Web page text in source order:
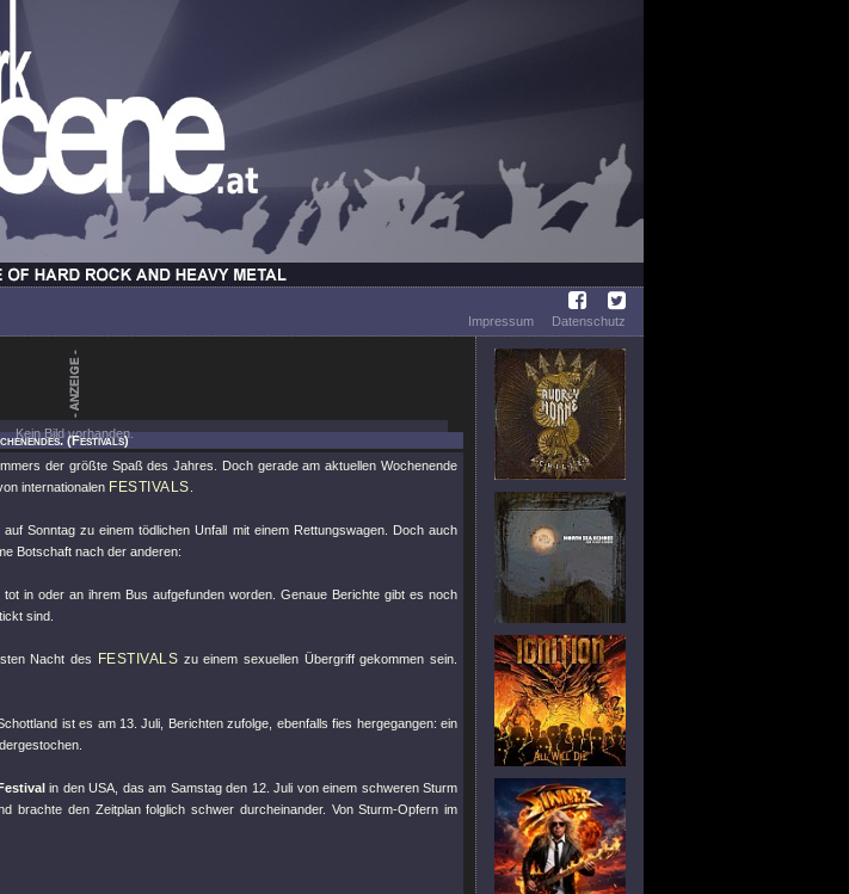
Impressum
Datenschutz
Kein Bild vorhanden.
(Festivals)
der größte Spaß des Jahres. Doch gerade am aktuellen Wochenende
internationalen FESTIVALS
Sonntag zu einem tödlichen Unfall mit einem Rettungswagen. Doch auch
Botschaft nach der anderen:
in oder an ihrem Bus aufgefunden worden. Genaue Berichte gibt es noch
sind.
Nacht des FESTIVALS zu einem sexuellen Übergriff gekommen sein.
ist es am 13. Juli, Berichten zufolge, ebenfalls fies hergegangen: ein
in den USA, das am Samstag den 12. Juli von einem schweren Sturm
brachte den Zeitplan folglich schwer durcheinander. Von Sturm-Opfern im